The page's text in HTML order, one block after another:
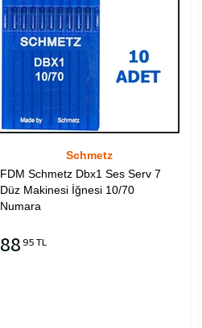
Schmetz
FDM Schmetz Dbx1 Ses Serv 7
Düz Makinesi İğnesi 10/70
Numara
88 95 TL